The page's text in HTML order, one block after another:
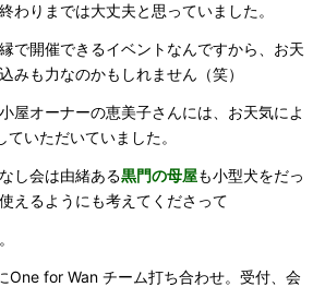
わりまでは大丈夫と思っていました。
で開催できるイベントなんですから、お天
みも力なのかもしれません（笑）
屋オーナーの恵美子さんには、お天気によ
いただいていました。
し会は由緒ある黒門の母屋も小型犬をだっ
えるようにも考えてくださって
One for Wan チーム打ち合わせ。受付、会